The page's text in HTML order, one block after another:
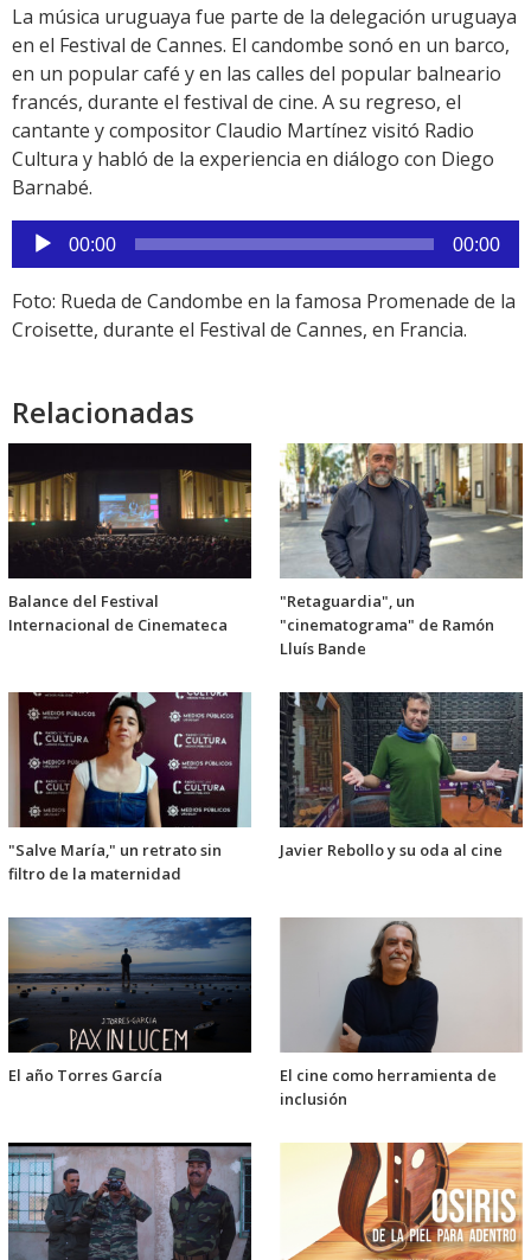
Link
La música uruguaya fue parte de la delegación uruguaya
en el Festival de Cannes. El candombe sonó en un barco,
en un popular café y en las calles del popular balneario
francés, durante el festival de cine. A su regreso, el
cantante y compositor Claudio Martínez visitó Radio
Cultura y habló de la experiencia en diálogo con Diego
Barnabé.
Reproductor
de
audio
00:00 00:00
Foto: Rueda de Candombe en la famosa Promenade de la
Croisette, durante el Festival de Cannes, en Francia.
Relacionadas
Balance del Festival
Internacional de Cinemateca
"Retaguardia", un
"cinematograma" de Ramón
Lluís Bande
"Salve María," un retrato sin
filtro de la maternidad
Javier Rebollo y su oda al cine
El año Torres García
El cine como herramienta de
inclusión